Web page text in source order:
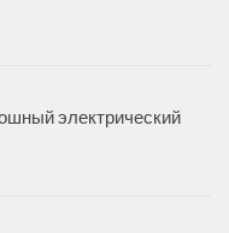
электрический